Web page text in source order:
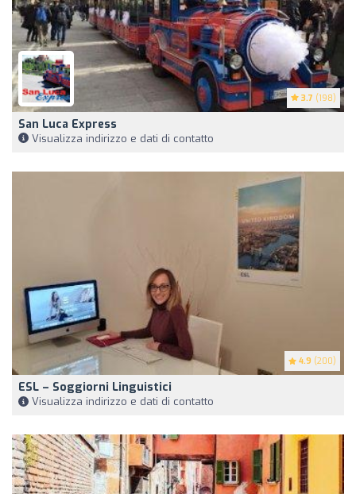
3.7 (198)
San Luca Express
Visualizza indirizzo e dati di contatto
4.9 (200)
ESL – Soggiorni Linguistici
Visualizza indirizzo e dati di contatto